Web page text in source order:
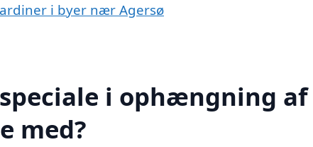
i byer nær Agersø
i ophængning af
med?